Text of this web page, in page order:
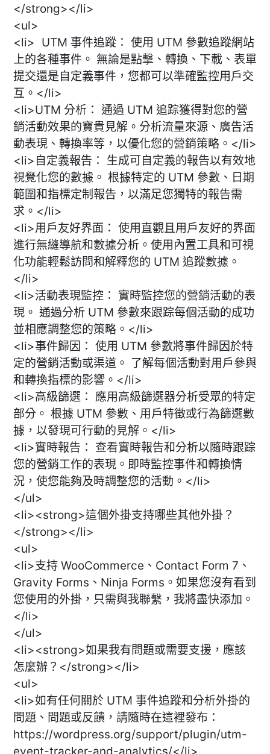
</strong></li>
<ul>
<li> UTM 事件追蹤： 使用 UTM 參數追蹤網站
上的各種事件。 無論是點擊、轉換、下載、表單
提交還是自定義事件，您都可以準確監控用戶交
互。</li>
<li>UTM 分析： 通過 UTM 追踪獲得對您的營
銷活動效果的寶貴見解。分析流量來源、廣告活
動表現、轉換率等，以優化您的營銷策略。</li>
<li>自定義報告： 生成可自定義的報告以有效地
視覺化您的數據。 根據特定的 UTM 參數、日期
範圍和指標定制報告，以滿足您獨特的報告需
求。</li>
<li>用戶友好界面： 使用直觀且用戶友好的界面
進行無縫導航和數據分析。使用內置工具和可視
化功能輕鬆訪問和解釋您的 UTM 追蹤數據。
</li>
<li>活動表現監控： 實時監控您的營銷活動的表
現。 通過分析 UTM 參數來跟踪每個活動的成功
並相應調整您的策略。</li>
<li>事件歸因： 使用 UTM 參數將事件歸因於特
定的營銷活動或渠道。 了解每個活動對用戶參與
和轉換指標的影響。</li>
<li>高級篩選： 應用高級篩選器分析受眾的特定
部分。 根據 UTM 參數、用戶特徵或行為篩選數
據，以發現可行動的見解。</li>
<li>實時報告： 查看實時報告和分析以隨時跟踪
您的營銷工作的表現。即時監控事件和轉換情
況，使您能夠及時調整您的活動。</li>
</ul>
<li><strong>這個外掛支持哪些其他外掛？
</strong></li>
<ul>
<li>支持 WooCommerce、Contact Form 7、
Gravity Forms、Ninja Forms。如果您沒有看到
您使用的外掛，只需與我聯繫，我將盡快添加。
</li>
</ul>
<li><strong>如果我有問題或需要支援，應該
怎麼辦？</strong></li>
<ul>
<li>如有任何關於 UTM 事件追蹤和分析外掛的
問題、問題或反饋，請隨時在這裡發布：
https://wordpress.org/support/plugin/utm-